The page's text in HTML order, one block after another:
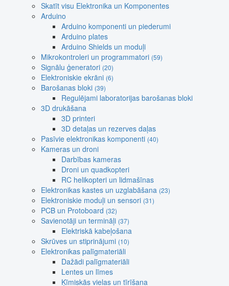
Skatīt visu Elektronika un Komponentes
Arduino
Arduino komponenti un piederumi
Arduino plates
Arduino Shields un moduļi
Mikrokontroleri un programmatori (59)
Signālu ģeneratori (20)
Elektroniskie ekrāni (6)
Barošanas bloki (39)
Regulējami laboratorijas barošanas bloki
3D drukāšana
3D printeri
3D detaļas un rezerves daļas
Pasīvie elektronikas komponenti (40)
Kameras un droni
Darbības kameras
Droni un quadkopteri
RC helikopteri un lidmašīnas
Elektronikas kastes un uzglabāšana (23)
Elektroniskie moduļi un sensori (31)
PCB un Protoboard (32)
Savienotāji un termināļi (37)
Elektriskā kabeļošana
Skrūves un stiprinājumi (10)
Elektronikas palīgmateriāli
Dažādi palīgmateriāli
Lentes un līmes
Ķīmiskās vielas un tīrīšana